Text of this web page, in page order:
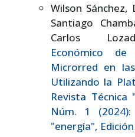
Wilson Sánchez,
Santiago
Carlos
Económico
Microrred en
Utilizando la
Revista Técnica
Núm. 1 (2024):
"energía", Edición